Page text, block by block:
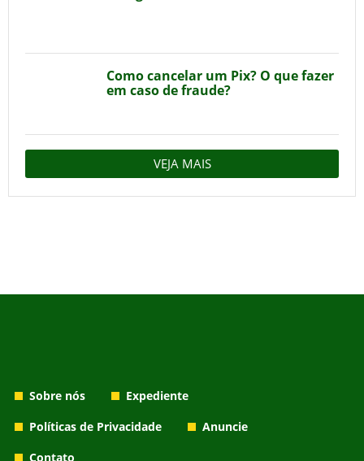
Como cancelar um Pix? O que fazer
em caso de fraude?
VEJA MAIS
Sobre nós
Expediente
Políticas de Privacidade
Anuncie
Contato